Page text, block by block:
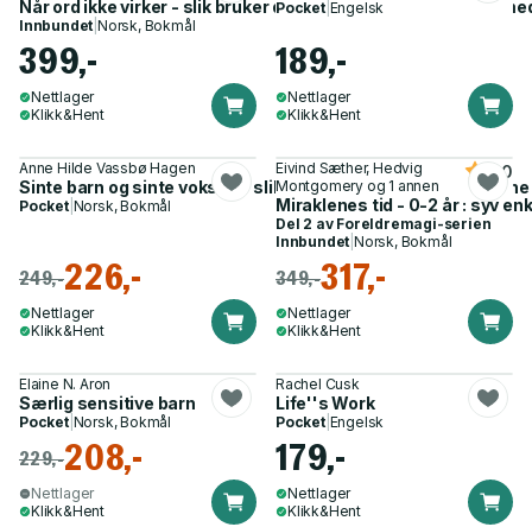
Når ord ikke virker - slik bruker du tegning for å hjelpe barn
Innbundet |Norsk, Bokmål
399,-
Nettlager
Klikk&Hent
Pocket| Engelsk
189,-
Nettlager
Klikk&Hent
Anne Hilde Vassbø Hagen
Sinte barn og sinte voksne - slik forstår og håndterer du sinne
Pocket| Norsk, Bokmål
249,-226,-
Nettlager
Klikk&Hent
Eivind Sæther, Hedvig
Montgomery og 1 annen
Miraklenes tid - 0-2 år : syv
5.0
Del 2 av Foreldremagi-serien
Innbundet |Norsk, Bokmål
349,-317,-
Nettlager
Klikk&Hent
Elaine N. Aron
Særlig sensitive barn
Pocket| Norsk, Bokmål
229,-208,-
Nettlager
Klikk&Hent
Rachel Cusk
Life''s Work
Pocket| Engelsk
179,-
Nettlager
Klikk&Hent